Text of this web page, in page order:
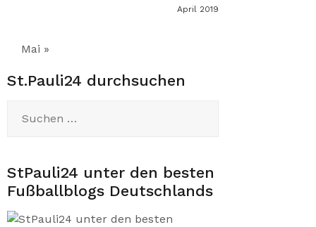
April 2019
Mai »
St.Pauli24 durchsuchen
nach:
StPauli24 unter den besten
Fußballblogs Deutschlands